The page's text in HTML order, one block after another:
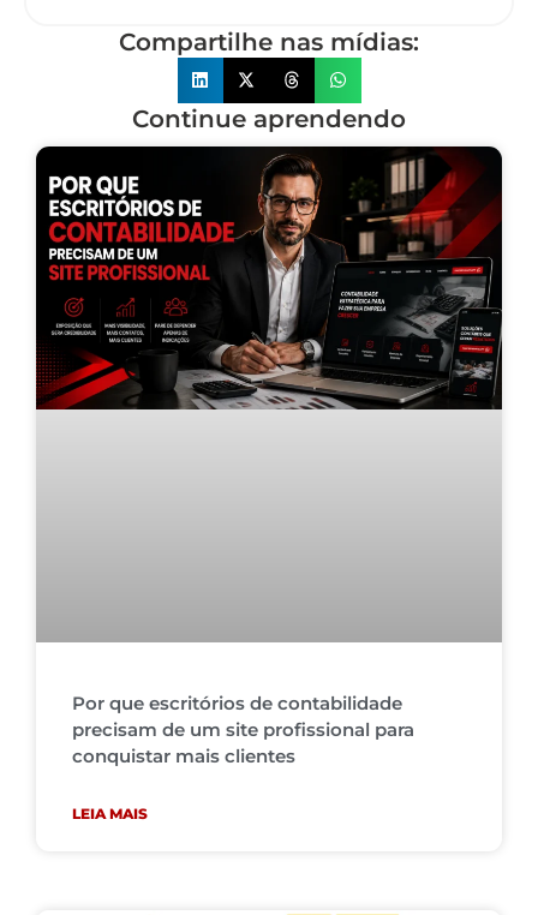
Compartilhe nas mídias:
Continue aprendendo
Por que escritórios de contabilidade
precisam de um site profissional para
conquistar mais clientes
LEIA MAIS